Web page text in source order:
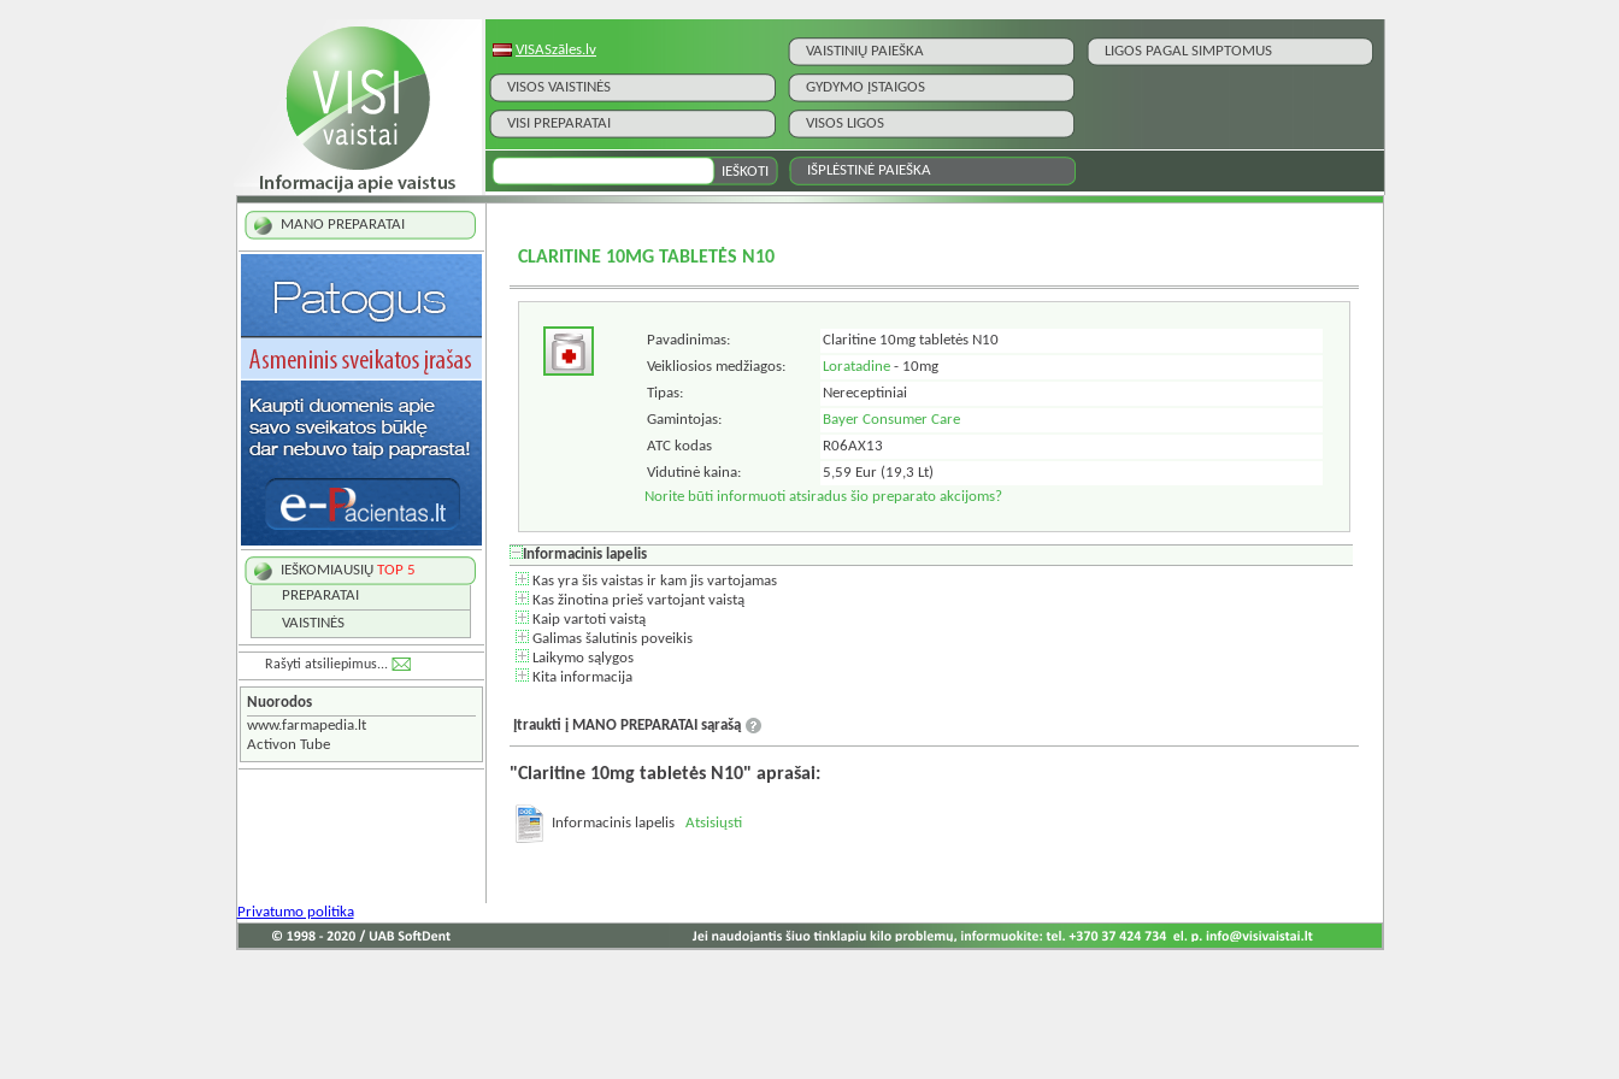
VISASzāles.lv VAISTINIŲ PAIEŠKA LIGOS PAGAL SIMPTOMUS
VISOS VAISTINĖS GYDYMO ĮSTAIGOS
VISI PREPARATAI VISOS LIGOS
IŠPLĖSTINĖ PAIEŠKA
MANO PREPARATAI
IEŠKOMIAUSIŲ TOP 5
PREPARATAI
VAISTINĖS
Rašyti atsiliepimus...
Nuorodos
www.farmapedia.lt
Activon Tube
CLARITINE 10MG TABLETĖS N10
Pavadinimas:
Claritine 10mg tabletės N10
Veikliosios medžiagos:
Loratadine- 10mg
Tipas:
Nereceptiniai
Gamintojas:
Bayer Consumer Care
ATC kodas
R06AX13
Vidutinė kaina:
5,59 Eur (19,3 Lt)
Norite būti informuoti atsiradus šio preparato akcijoms?
Informacinis lapelis
Kas yra šis vaistas ir kam jis vartojamas
Kas žinotina prieš vartojant vaistą
Kaip vartoti vaistą
Galimas šalutinis poveikis
Laikymo sąlygos
Kita informacija
Įtraukti į MANO PREPARATAI sąrašą
"Claritine 10mg tabletės N10" aprašai:
Informacinis lapelisAtsisiųsti
Privatumo politika